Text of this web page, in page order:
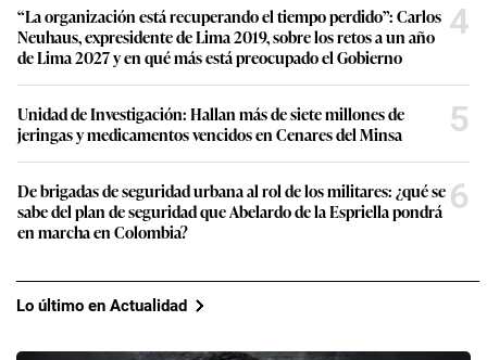
“La organización está recuperando el tiempo perdido”: Carlos
Neuhaus, expresidente de Lima 2019, sobre los retos a un año
de Lima 2027 y en qué más está preocupado el Gobierno
4
Unidad de Investigación: Hallan más de siete millones de
jeringas y medicamentos vencidos en Cenares del Minsa
5
De brigadas de seguridad urbana al rol de los militares: ¿qué se
sabe del plan de seguridad que Abelardo de la Espriella pondrá
en marcha en Colombia?
6
Lo último en Actualidad